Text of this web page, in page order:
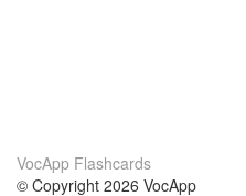
VocApp Flashcards
© Copyright 2026 VocApp